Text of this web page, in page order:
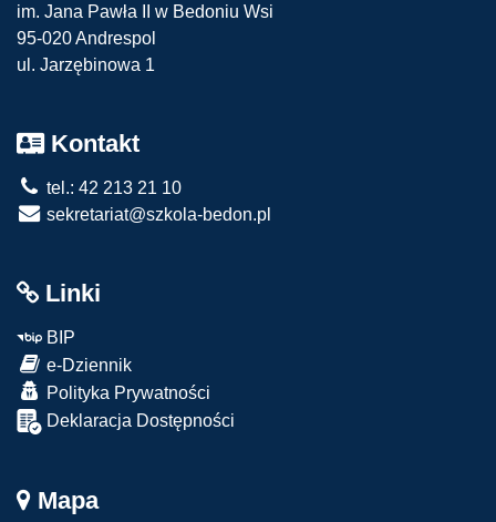
im. Jana Pawła II w Bedoniu Wsi
95-020 Andrespol
ul. Jarzębinowa 1
Kontakt
tel.: 42 213 21 10
sekretariat@szkola-bedon.pl
Linki
BIP
e-Dziennik
Polityka Prywatności
Deklaracja Dostępności
Mapa